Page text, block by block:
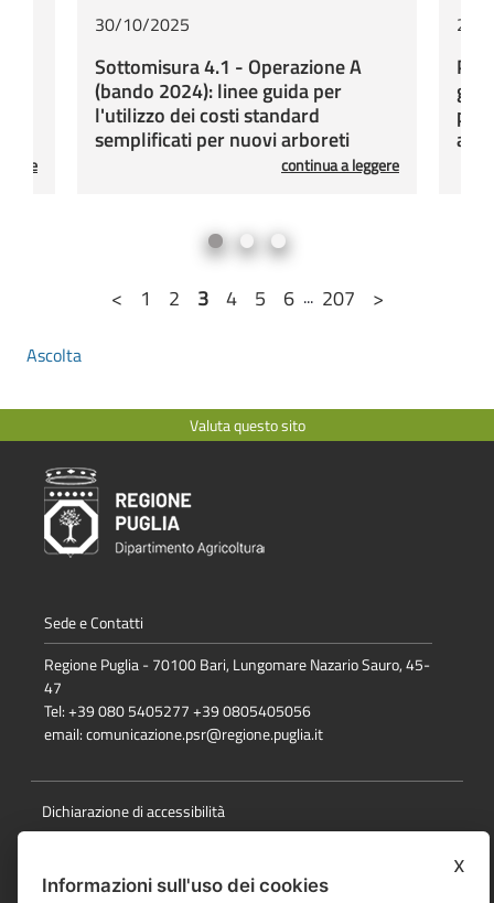
30/10/2025
Sottomisura 4.1 - Operazione A
(bando 2024): linee guida per
l'utilizzo dei costi standard
semplificati per nuovi arboreti
continua a leggere
23/
gli
per
< 1 2 3 4 5 6 ... 207 >
Ascolta
Valuta questo sito
Sede e Contatti
Regione Puglia - 70100 Bari, Lungomare Nazario Sauro, 45-
47
Tel: +39 080 5405277 +39 0805405056
email:comunicazione.psr@regione.puglia.it
Dichiarazione di accessibilità
Cookie e privacy
x
Informazioni sull'uso dei cookies